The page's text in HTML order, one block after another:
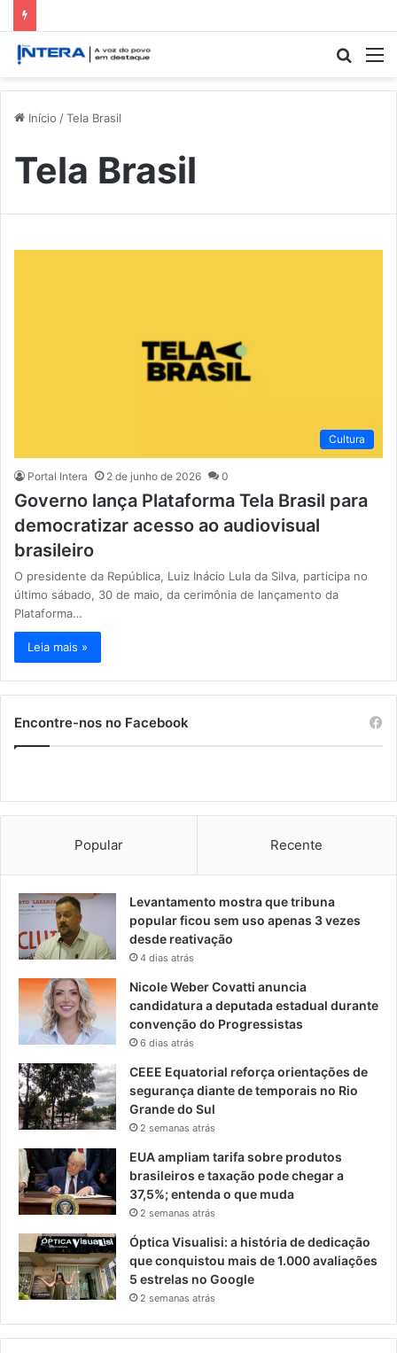
Início /Tela Brasil
Tela Brasil
Cultura
Portal Intera 2 de junho de 2026 0
Governo lança Plataforma Tela Brasil para
democratizar acesso ao audiovisual
brasileiro
O presidente da República, Luiz Inácio Lula da Silva, participa no
último sábado, 30 de maio, da cerimônia de lançamento da
Plataforma…
Leia mais »
Encontre-nos no Facebook
Popular Recente
Levantamento mostra que tribuna
popular ficou sem uso apenas 3 vezes
desde reativação
4 dias atrás
Nicole Weber Covatti anuncia
candidatura a deputada estadual durante
convenção do Progressistas
6 dias atrás
CEEE Equatorial reforça orientações de
segurança diante de temporais no Rio
Grande do Sul
2 semanas atrás
EUA ampliam tarifa sobre produtos
brasileiros e taxação pode chegar a
37,5%; entenda o que muda
2 semanas atrás
Óptica Visualisi: a história de dedicação
que conquistou mais de 1.000 avaliações
5 estrelas no Google
2 semanas atrás